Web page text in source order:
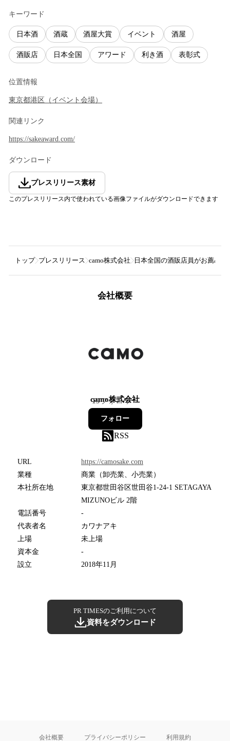
キーワード
日本酒 酒蔵 酒屋大賞 イベント 酒屋
酒販店 日本全国 アワード 利き酒 表彰式
位置情報
東京都港区 （ イベント会場）
関連リンク
https://sakeaward.com/
ダウンロード
プレスリリース素材
このプレスリリース内で使われている画像ファイルがダウンロードできます
トップ プレスリリース camo株式会社 日本全国の酒販店員がお薦め
会社概要
camo株式会社
19フォロワー
フォロー
RSS
URL
https://camosake.com
業種
商業（卸売業、小売業）
本社所在地
東京都世田谷区世田谷1-24-1 SETAGAYA
MIZUNOビル 2階
電話番号
-
代表者名
カワナアキ
上場
未上場
資本金
-
設立
2018年11月
PR TIMESのご利用について
資料をダウンロード
会社概要 プライバシーポリシー 利用規約